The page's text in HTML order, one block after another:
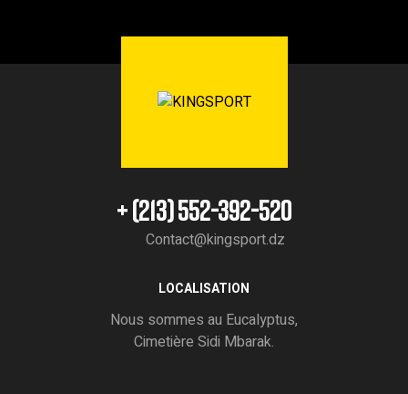
+ (213) 552-392-520
Contact@kingsport.dz
LOCALISATION
Nous sommes au Eucalyptus,
Cimetière Sidi Mbarak.